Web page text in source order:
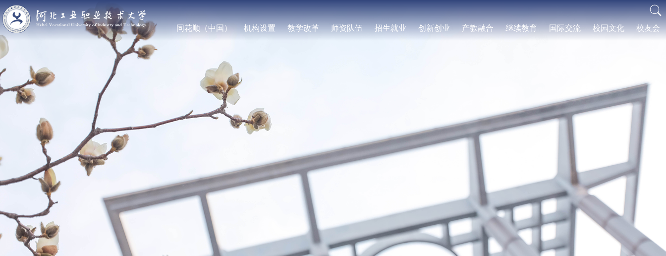
同花顺（中国） 机构设置 教学改革 师资队伍 招生就业 创新创业 产教融合 继续教育 国际交流 校园文化 校友会